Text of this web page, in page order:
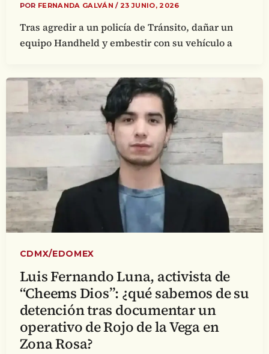
POR FERNANDA GALVÁN/ 23 JUNIO, 2026
Tras agredir a un policía de Tránsito, dañar un
equipo Handheld y embestir con su vehículo a
CDMX/EDOMEX
Luis Fernando Luna, activista de
“Cheems Dios”: ¿qué sabemos de su
detención tras documentar un
operativo de Rojo de la Vega en
Zona Rosa?